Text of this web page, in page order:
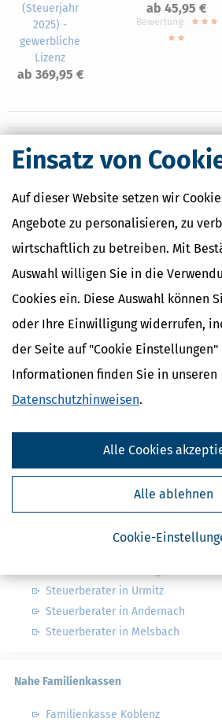
Einsatz von
Auf dieser Website setzen wir
Angebote zu personalisieren, zu
wirtschaftlich zu betreiben. Mit
Auswahl willigen Sie in die
Cookies ein. Diese Auswahl können
oder Ihre Einwilligung widerrufen,
der Seite auf "Cookie
Informationen finden Sie in unseren
Datenschutzhinweisen.
Cookie-
Alle ablehnen
Alle Cookies
(Steuerjahr
2025) -
gewerbliche
Lizenz
ab 369,95 €
ab 45,95 €
Bewertung:
Nahe Finanzämter
Finanzamt Koblenz
Finanzamt Montabaur
Finanzamt Simmern
Finanzamtsuche
Finanzämter in Deutschland
Finanzämter in Rheinland-Pfalz
Nahe Steuerberater
Steuerberater in Urmitz
Steuerberater in Andernach
Steuerberater in Melsbach
Nahe Familienkassen
Familienkasse Koblenz